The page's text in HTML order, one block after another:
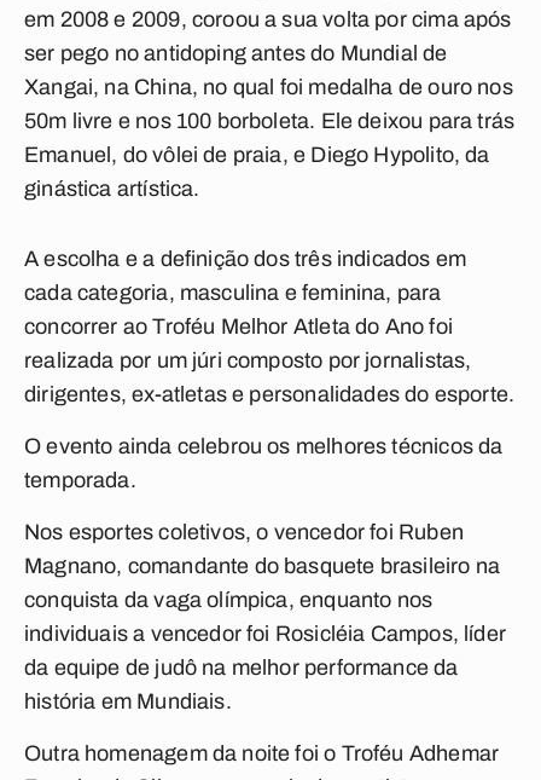
em 2008 e 2009, coroou a sua volta por cima após
ser pego no antidoping antes do Mundial de
Xangai, na China, no qual foi medalha de ouro nos
50m livre e nos 100 borboleta. Ele deixou para trás
Emanuel, do vôlei de praia, e Diego Hypolito, da
ginástica artística.
A escolha e a definição dos três indicados em
cada categoria, masculina e feminina, para
concorrer ao Troféu Melhor Atleta do Ano foi
realizada por um júri composto por jornalistas,
dirigentes, ex-atletas e personalidades do esporte.
O evento ainda celebrou os melhores técnicos da
temporada.
Nos esportes coletivos, o vencedor foi Ruben
Magnano, comandante do basquete brasileiro na
conquista da vaga olímpica, enquanto nos
individuais a vencedor foi Rosicléia Campos, líder
da equipe de judô na melhor performance da
história em Mundiais.
Outra homenagem da noite foi o Troféu Adhemar